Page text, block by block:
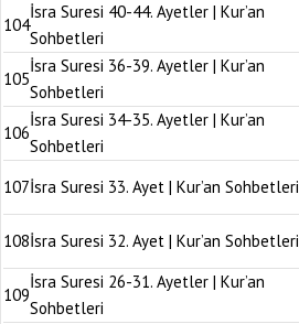
104
İsra Suresi 40-44. Ayetler | Kur’an
Sohbetleri
105
İsra Suresi 36-39. Ayetler | Kur’an
Sohbetleri
106
İsra Suresi 34-35. Ayetler | Kur’an
Sohbetleri
107İsra Suresi 33. Ayet | Kur’an Sohbetleri
108İsra Suresi 32. Ayet | Kur’an Sohbetleri
109
İsra Suresi 26-31. Ayetler | Kur’an
Sohbetleri